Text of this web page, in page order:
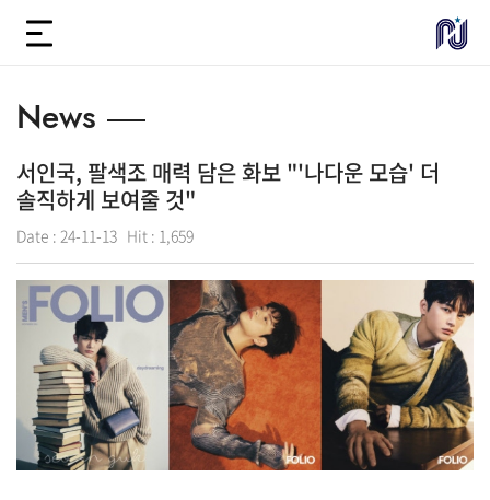
News
서인국, 팔색조 매력 담은 화보 "'나다운 모습' 더
솔직하게 보여줄 것"
Date : 24-11-13 Hit : 1,659